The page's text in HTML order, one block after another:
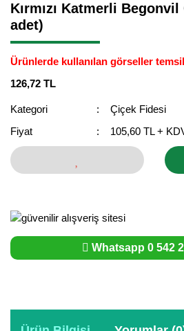
Kırmızı Katmerli
adet)
Ürünlerde kullanılan görseller
126,72 TL
Kategori
Çiçek Fidesi
Fiyat
105,60 TL +
Whatsapp 0 542